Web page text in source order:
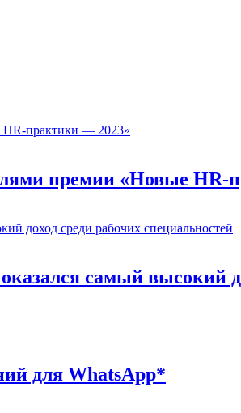
премии «Новые HR-
самый высокий
для WhatsApp*